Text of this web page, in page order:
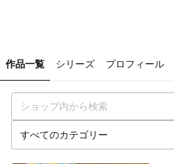
作品一覧 シリーズ プロフィール